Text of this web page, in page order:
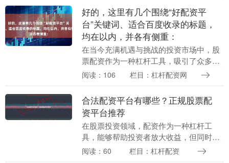
股配资平台....
好的，这里有几个围绕“好配资平
台”关键词、适合百度收录的标题，
均在以内，并各有侧重：
在当今充满机遇与挑战的投资市场中，股
票配资作为一种杠杆工具，吸引了众多寻
求放大收益的投资者目光。然而，面对网
拨开迷雾，做出....
阅读：106 栏目：杠杆配资网
合法配资平台有哪些？正规股票配
资平台推荐
在股票投资领域，配资作为一种杠杆工
具，能够帮助投资者放大收益，但同时也
伴随着较高的风险。选择合法、正规的配
阅读：60 栏目：杠杆配资